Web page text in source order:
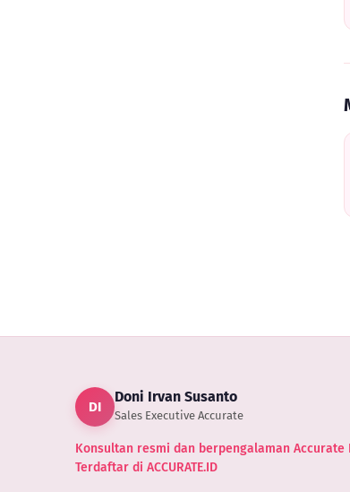
DI
Doni Irvan Susanto
Sales Executive Accurate
Konsultan resmi dan berpengalaman Accurate
Terdaftar di ACCURATE.ID